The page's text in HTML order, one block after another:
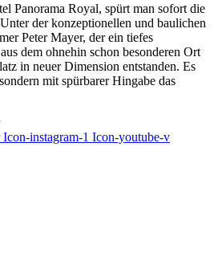
Panorama Royal, spürt man sofort die
der konzeptionellen und baulichen
Peter Mayer, der ein tiefes
dem ohnehin schon besonderen Ort
in neuer Dimension entstanden. Es
mit spürbarer Hingabe das
Icon-instagram-1 Icon-youtube-v